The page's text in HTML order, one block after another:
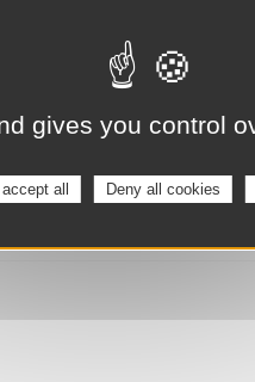
gives you control
all Deny all cookies